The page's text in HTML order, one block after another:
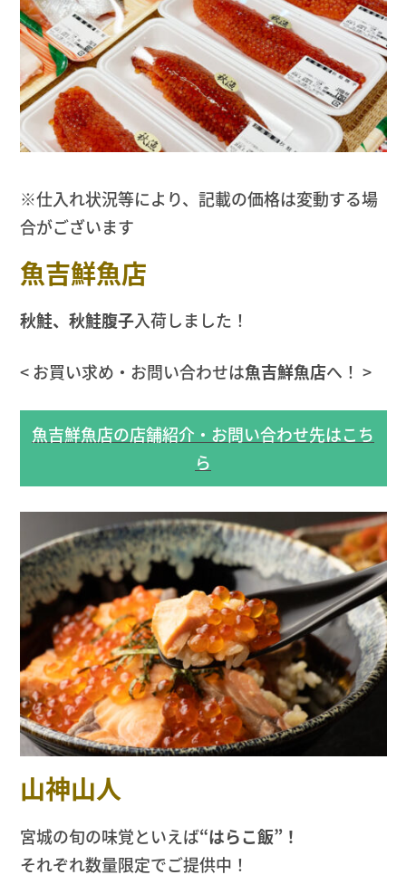
※仕入れ状況等により、記載の価格は変動する場
合がございます
魚吉鮮魚店
秋鮭、秋鮭腹子入荷しました！
< お買い求め・お問い合わせは魚吉鮮魚店へ！ >
魚吉鮮魚店の店舗紹介・お問い合わせ先はこち
ら
山神山人
宮城の旬の味覚といえば“はらこ飯”！
それぞれ数量限定でご提供中！